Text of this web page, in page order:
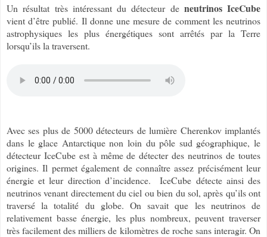
Un résultat très intéressant du détecteur de neutrinos IceCube
vient d’être publié. Il donne une mesure de comment les neutrinos
astrophysiques les plus énergétiques sont arrêtés par la Terre
lorsqu’ils la traversent.
Avec ses plus de 5000 détecteurs de lumière Cherenkov implantés
dans le glace Antarctique non loin du pôle sud géographique, le
détecteur IceCube est à même de détecter des neutrinos de toutes
origines. Il permet également de connaître assez précisément leur
énergie et leur direction d’incidence. IceCube détecte ainsi des
neutrinos venant directement du ciel ou bien du sol, après qu’ils ont
traversé la totalité du globe. On savait que les neutrinos de
relativement basse énergie, les plus nombreux, peuvent traverser
très facilement des milliers de kilomètres de roche sans interagir. On